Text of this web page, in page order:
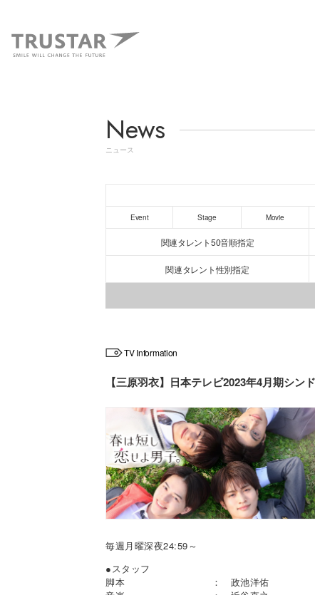
News
ニュース
Event Stage Movie
関連タレント50音順指定
関連タレント性別指定
TV Information
【三原羽衣】日本テレビ2023年4月期シン
毎週月曜深夜24:59～
●スタッフ
脚本 ： 政池洋佑